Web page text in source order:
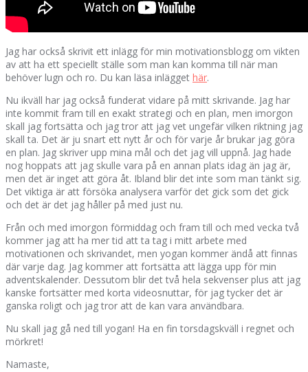
Jag har också skrivit ett inlägg för min motivationsblogg om vikten
av att ha ett speciellt ställe som man kan komma till när man
behöver lugn och ro. Du kan läsa inlägget här.
Nu ikväll har jag också funderat vidare på mitt skrivande. Jag har
inte kommit fram till en exakt strategi och en plan, men imorgon
skall jag fortsätta och jag tror att jag vet ungefär vilken riktning jag
skall ta. Det är ju snart ett nytt år och för varje år brukar jag göra
en plan. Jag skriver upp mina mål och det jag vill uppnå. Jag hade
nog hoppats att jag skulle vara på en annan plats idag än jag är,
men det är inget att göra åt. Ibland blir det inte som man tänkt sig.
Det viktiga är att försöka analysera varför det gick som det gick
och det är det jag håller på med just nu.
Från och med imorgon förmiddag och fram till och med vecka två
kommer jag att ha mer tid att ta tag i mitt arbete med
motivationen och skrivandet, men yogan kommer ändå att finnas
där varje dag. Jag kommer att fortsätta att lägga upp för min
adventskalender. Dessutom blir det två hela sekvenser plus att jag
kanske fortsätter med korta videosnuttar, för jag tycker det är
ganska roligt och jag tror att de kan vara användbara.
Nu skall jag gå ned till yogan! Ha en fin torsdagskväll i regnet och
mörkret!
Namaste,